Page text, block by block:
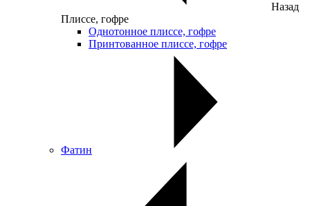
Назад
Плиссе, гофре
Однотонное плиссе, гофре
Принтованное плиссе, гофре
Фатин